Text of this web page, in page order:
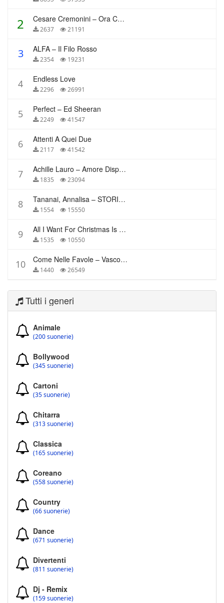
2 Cesare Cremonini – Ora Che Non Ho Più Te
2637 21191
3 ALFA – Il Filo Rosso
2354 19231
4 Endless Love
2296 26991
5 Perfect – Ed Sheeran
2249 41547
6 Attenti A Quei Due
2117 41542
7 Achille Lauro – Amore Disperato
1835 23094
8 Tananai, Annalisa – STORIE BREVI
1554 15550
9 All I Want For Christmas Is You – Mariah Carey
1535 10550
10 Come Nelle Favole – Vasco Rossi
1440 26549
Tutti i generi
Animale
(200 suonerie)
Bollywood
(345 suonerie)
Cartoni
(35 suonerie)
Chitarra
(313 suonerie)
Classica
(165 suonerie)
Coreano
(558 suonerie)
Country
(66 suonerie)
Dance
(671 suonerie)
Divertenti
(811 suonerie)
Dj - Remix
(159 suonerie)